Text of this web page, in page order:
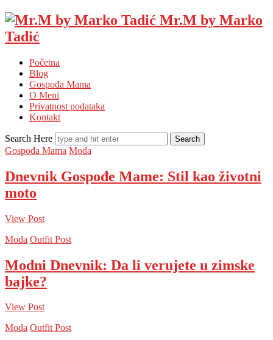
Mr.M by Marko
Tadić
Početna
Blog
Gospođa Mama
O Meni
Privatnost podataka
Kontakt
Search Here
Gospođa Mama Moda
Dnevnik Gospođe Mame: Stil kao životni
moto
View Post
Moda Outfit Post
Modni Dnevnik: Da li verujete u zimske
bajke?
View Post
Moda Outfit Post